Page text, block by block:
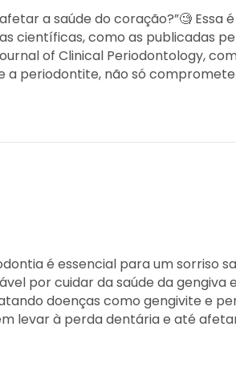
a saúde do coração?”🧐 Essa
científicas, como as publicadas
of Clinical Periodontology,
a periodontite, não só
é essencial para um sorriso
por cuidar da saúde da gengiva
doenças como gengivite e
levar à perda dentária e até